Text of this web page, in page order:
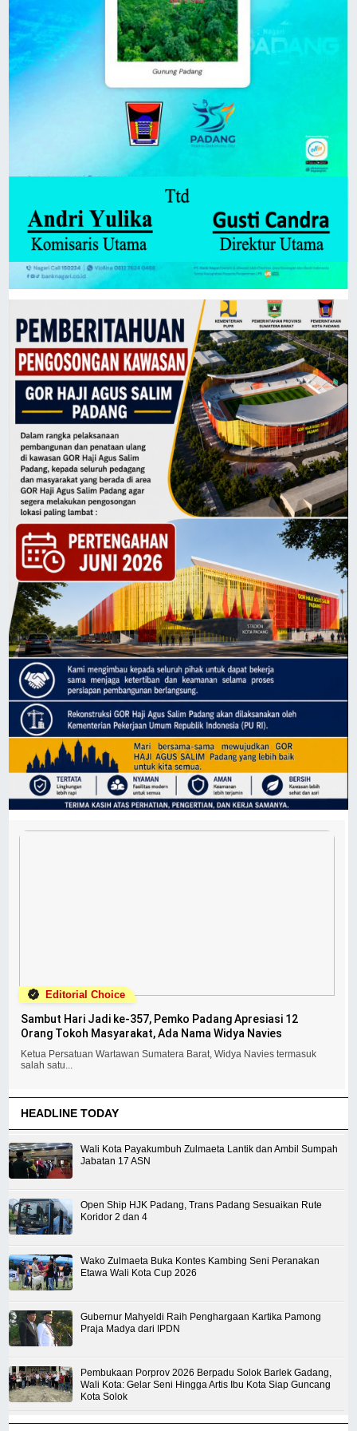
Editorial Choice
Sambut Hari Jadi ke-357, Pemko Padang Apresiasi 12
Orang Tokoh Masyarakat, Ada Nama Widya Navies
Ketua Persatuan Wartawan Sumatera Barat, Widya Navies termasuk
salah satu...
HEADLINE TODAY
Wali Kota Payakumbuh Zulmaeta Lantik dan Ambil Sumpah
Jabatan 17 ASN
Open Ship HJK Padang, Trans Padang Sesuaikan Rute
Koridor 2 dan 4
Wako Zulmaeta Buka Kontes Kambing Seni Peranakan
Etawa Wali Kota Cup 2026
Gubernur Mahyeldi Raih Penghargaan Kartika Pamong
Praja Madya dari IPDN
Pembukaan Porprov 2026 Berpadu Solok Barlek Gadang,
Wali Kota: Gelar Seni Hingga Artis Ibu Kota Siap Guncang
Kota Solok